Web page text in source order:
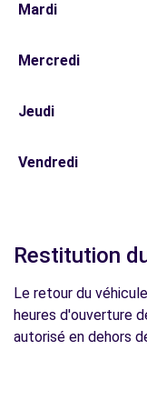
Mardi
Mercredi
Jeudi
Vendredi
Restitution
Le retour du
heures d'ouverture
autorisé en dehors